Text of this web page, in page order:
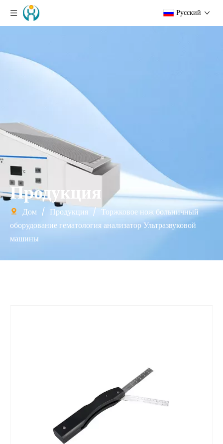
Pусский
Продукция
Дом / Продукция / Торжковое нож больничный
оборудование гематология анализатор Ультразвуковой
машины